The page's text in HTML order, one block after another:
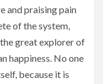
and praising pain
of the system,
great explorer of
happiness. No one
because it is